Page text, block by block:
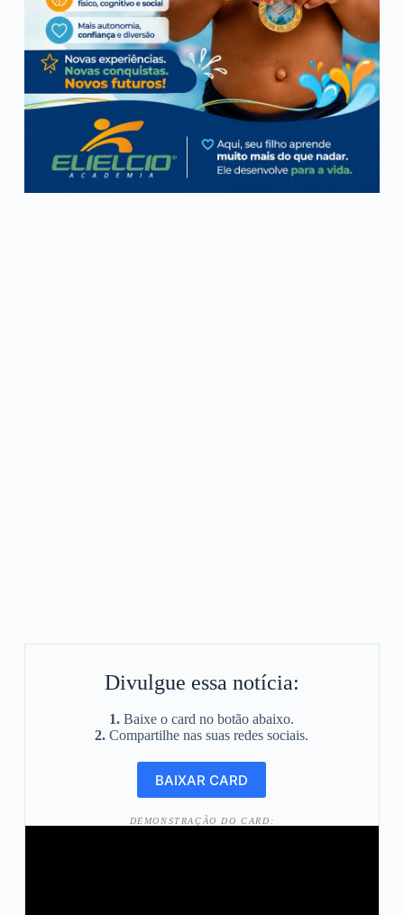
Divulgue essa notícia:
1. Baixe o card no botão abaixo.
2. Compartilhe nas suas redes sociais.
DEMONSTRAÇÃO DO CARD: